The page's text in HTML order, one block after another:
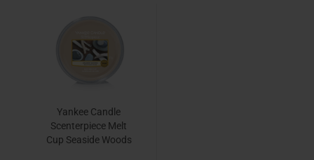
Yankee Candle
Scenterpiece Melt
Cup Seaside Woods